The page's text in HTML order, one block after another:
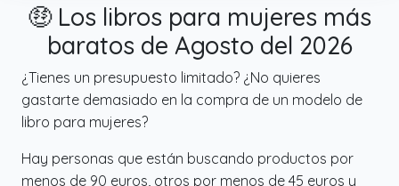
🤑 Los libros para mujeres más
baratos de Agosto del 2026
¿Tienes un presupuesto limitado? ¿No quieres
gastarte demasiado en la compra de un modelo de
libro para mujeres?
Hay personas que están buscando productos por
menos de 90 euros, otros por menos de 45 euros y